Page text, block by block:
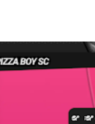
、本物の感触を提
げ、CDおよび32ビ
の瞬間を再体験し